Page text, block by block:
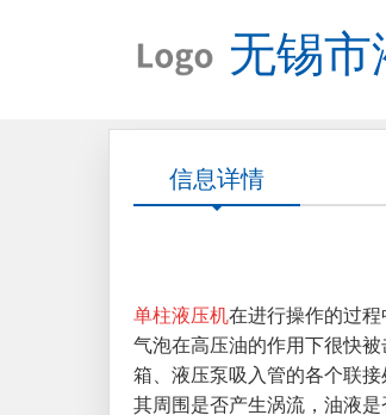
无锡市
信息详情
单柱液压机在进行操作的过
气泡在高压油的作用下很快
箱、液压泵吸入管的各个联
其周围是否产生涡流，油液